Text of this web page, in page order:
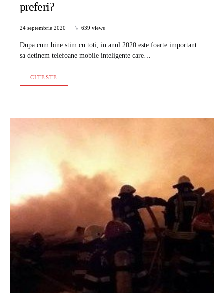
preferi?
24 septembrie 2020 639 views
Dupa cum bine stim cu toti, in anul 2020 este foarte important
sa detinem telefoane mobile inteligente care…
CITESTE